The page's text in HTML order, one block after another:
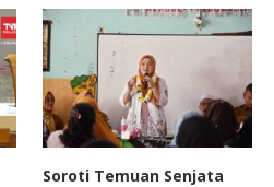
Soroti Temuan Senjata